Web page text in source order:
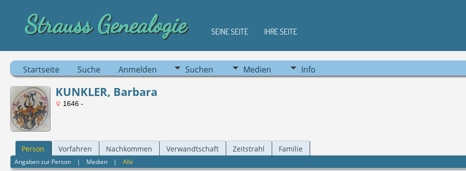
Strauss Genealogie SEINE SEITE IHRE SEITE
Startseite Suche Anmelden Suchen Medien Info
KUNKLER, Barbara
1646 -
Person Vorfahren Nachkommen Verwandtschaft Zeitstrahl Familie
Angaben zur Person | Medien |Alle